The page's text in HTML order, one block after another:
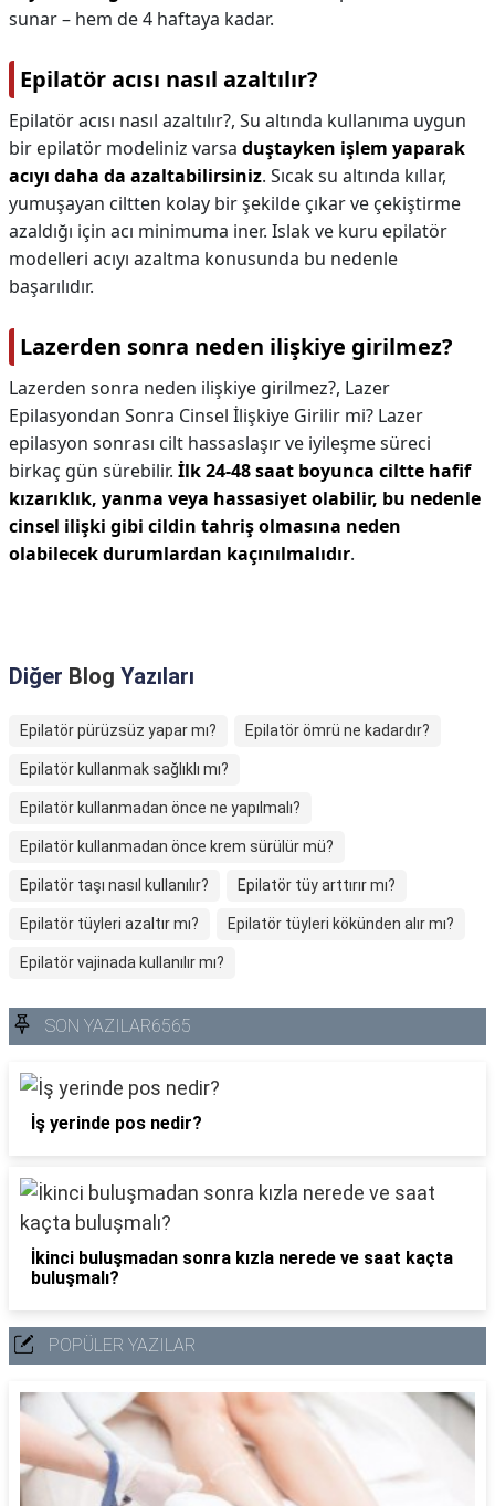
sunar – hem de 4 haftaya kadar.
Epilatör acısı nasıl azaltılır?
Epilatör acısı nasıl azaltılır?, Su altında kullanıma uygun
bir epilatör modeliniz varsa duştayken işlem yaparak
acıyı daha da azaltabilirsiniz. Sıcak su altında kıllar,
yumuşayan ciltten kolay bir şekilde çıkar ve çekiştirme
azaldığı için acı minimuma iner. Islak ve kuru epilatör
modelleri acıyı azaltma konusunda bu nedenle
başarılıdır.
Lazerden sonra neden ilişkiye girilmez?
Lazerden sonra neden ilişkiye girilmez?, Lazer
Epilasyondan Sonra Cinsel İlişkiye Girilir mi? Lazer
epilasyon sonrası cilt hassaslaşır ve iyileşme süreci
birkaç gün sürebilir. İlk 24-48 saat boyunca ciltte hafif
kızarıklık, yanma veya hassasiyet olabilir, bu nedenle
cinsel ilişki gibi cildin tahriş olmasına neden
olabilecek durumlardan kaçınılmalıdır.
Diğer Blog Yazıları
Epilatör pürüzsüz yapar mı? Epilatör ömrü ne kadardır?
Epilatör kullanmak sağlıklı mı?
Epilatör kullanmadan önce ne yapılmalı?
Epilatör kullanmadan önce krem sürülür mü?
Epilatör taşı nasıl kullanılır? Epilatör tüy arttırır mı?
Epilatör tüyleri azaltır mı? Epilatör tüyleri kökünden alır mı?
Epilatör vajinada kullanılır mı?
SON YAZILAR6565
İş yerinde pos nedir?
İkinci buluşmadan sonra kızla nerede ve saat kaçta
buluşmalı?
POPÜLER YAZILAR